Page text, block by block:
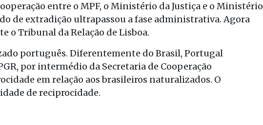
entre o MPF, o Ministério da Justiça e o Ministério
de extradição ultrapassou a fase administrativa. Agora
o Tribunal da Relação de Lisboa.
português. Diferentemente do Brasil, Portugal
por intermédio da Secretaria de Cooperação
em relação aos brasileiros naturalizados. O
de reciprocidade.